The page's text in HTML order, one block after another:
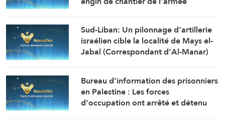
l’ouverture de la route de la localité
d’Al-Mansouri (Correspondant d’Al-
Manar)
Sud-Liban: Un pilonnage d’artillerie
israélien cible la localité de Mays el-
Jabal (Correspondant d’Al-Manar)
Bureau d’information des prisonniers
en Palestine : Les forces
d’occupation ont arrêté et détenu